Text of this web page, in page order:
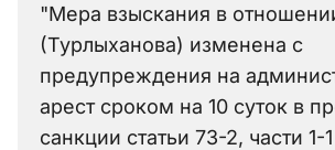
"Мера взыскания в
(Турлыханова) изменена с
предупреждения на
арест сроком на 10 суток в
санкции статьи 73-2, части